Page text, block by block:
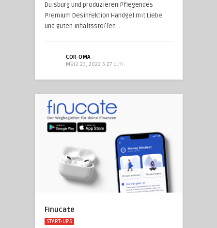
Duisburg und produzieren Pflegendes
Premium Desinfektion Handgel mit Liebe
und guten Inhaltsstoffen ..
COR-OMA
März 23, 2022 5:27 p.m.
Finucate
START-UPS